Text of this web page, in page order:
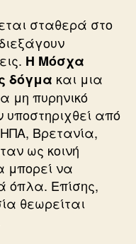
σταθερά στο
Η Μόσχα
δόγμα και μια
μη πυρηνικό
από
Βρετανία,
ως κοινή
μπορεί να
όπλα. Επίσης,
θεωρείται